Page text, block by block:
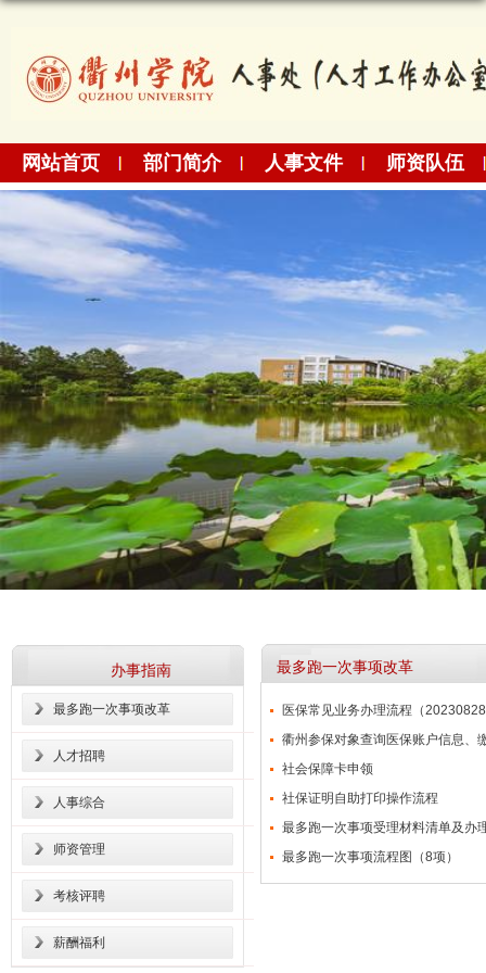
网站首页 部门简介 人事文件 师资队伍
办事指南
最多跑一次事项改革
人才招聘
人事综合
师资管理
考核评聘
薪酬福利
最多跑一次事项改革
医保常见业务办理流程（
衢州参保对象查询医保账户信息、
社会保障卡申领
社保证明自助打印操作流程
最多跑一次事项受理材料清单及办
最多跑一次事项流程图（8项）